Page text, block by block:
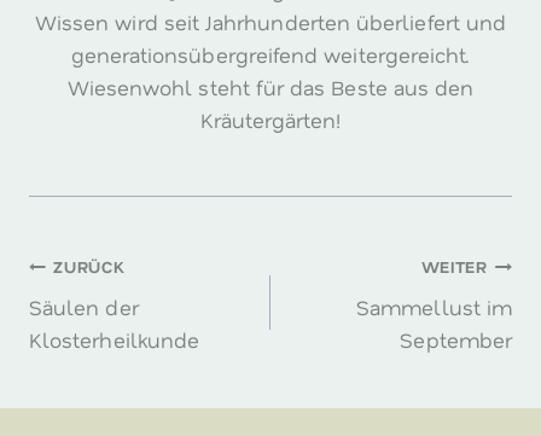
Wissen wird seit Jahrhunderten überliefert und
generationsübergreifend weitergereicht.
Wiesenwohl steht für das Beste aus den
Kräutergärten!
Beitragsnavigation
ZURÜCK
Säulen der
Klosterheilkunde
WEITER
Sammellust im
September